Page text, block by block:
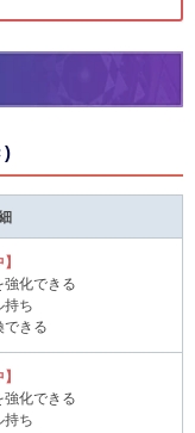
)
強化できる
持ち
できる
強化できる
持ち